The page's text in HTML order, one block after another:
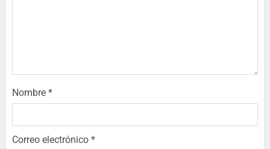
Nombre *
Correo electrónico *